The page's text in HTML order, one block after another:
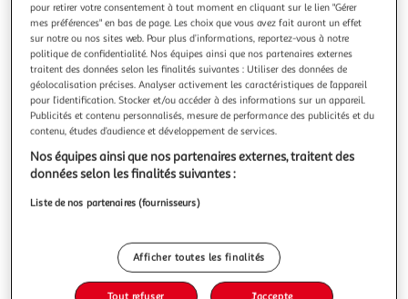
VIDAXL
Armoire suspendue Gris beton 69,5x34x90 cm Bois
d'ingenierie
Cette armoire suspendue est destinee a optimiser l'espace
mural et a decorer votre maison ! Materiau robuste : le bois
d'ingenierie est d'une qualite exceptionnelle avec une
surface lisse et presente egalement resistance, stabilite et
resistance a l'humidite.Grand espace de rangement :
l'armoire de
En savoir +
Vous voulez connaître le prix de ce produit ?
pour retirer votre consentement à tout moment en cliquant sur le lien "Gérer
mes préférences" en bas de page. Les choix que vous avez fait auront un effet
sur notre ou nos sites web. Pour plus d’informations, reportez-vous à notre
politique de confidentialité. Nos équipes ainsi que nos partenaires externes
traitent des données selon les finalités suivantes : Utiliser des données de
géolocalisation précises. Analyser activement les caractéristiques de l’appareil
pour l’identification. Stocker et/ou accéder à des informations sur un appareil.
Publicités et contenu personnalisés, mesure de performance des publicités et du
contenu, études d’audience et développement de services.
Nos équipes ainsi que nos partenaires externes, traitent des
données selon les finalités suivantes :
Liste de nos partenaires (fournisseurs)
Afficher toutes les finalités
Tout refuser J'accepte